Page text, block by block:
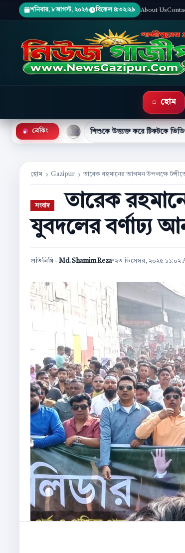
শনিবার, ৮ আগস্ট, ২০২৬ বিকেল ৪:৩২:৩০ About Us
হোম
● ব্রেকিংশিশুকে উত্ত্যক্ত করে টিকটকে ভিডিও পোস্ট, কিশোর
হোম Gazipur তারেক রহমানের আগমন উপলক্ষে
তারেক
যুবদলের বর্ণাঢ্য
প্রতিনিধি - Md. Shamim Reza•২৩ ডিসেম্বর, ২০২৫ ১১:০২